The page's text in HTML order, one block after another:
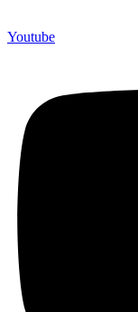
Youtube